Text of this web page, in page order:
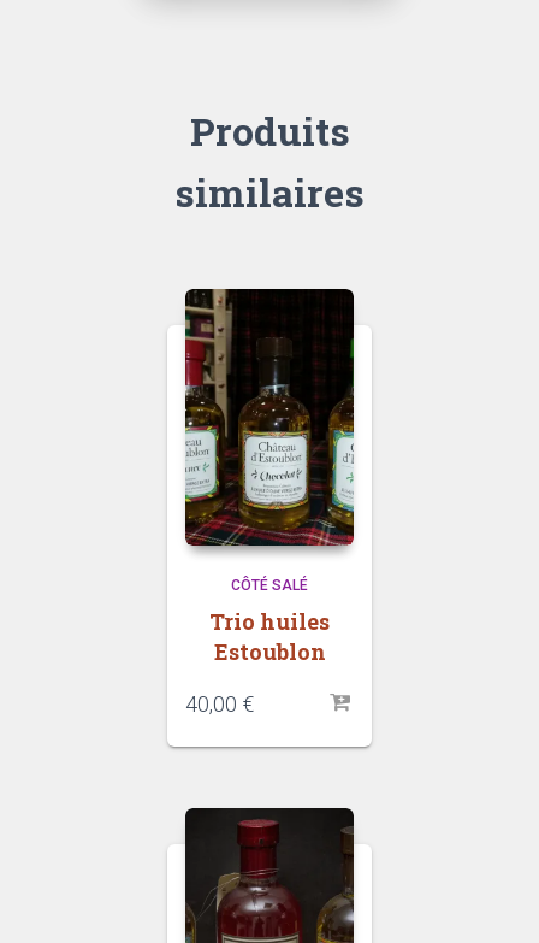
Produits
similaires
CÔTÉ SALÉ
Trio huiles
Estoublon
40,00 €